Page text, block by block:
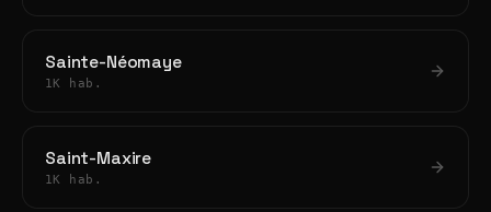
Sainte-Néomaye
1K hab.
Saint-Maxire
1K hab.